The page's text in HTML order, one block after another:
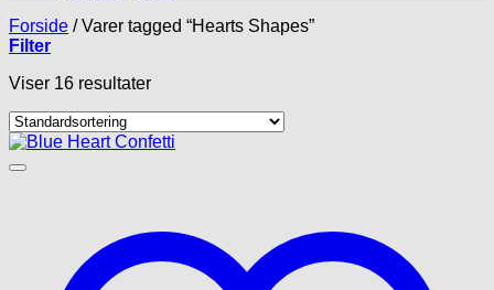
Forside /Varer tagged “Hearts Shapes”
Filter
Viser 16 resultater